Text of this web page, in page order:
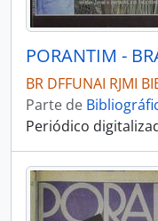
BR DFFUNAI RJMI
Parte de
Periódico